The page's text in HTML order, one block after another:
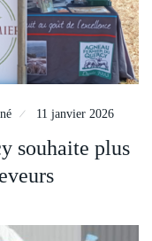
11 janvier 2026
souhaite plus